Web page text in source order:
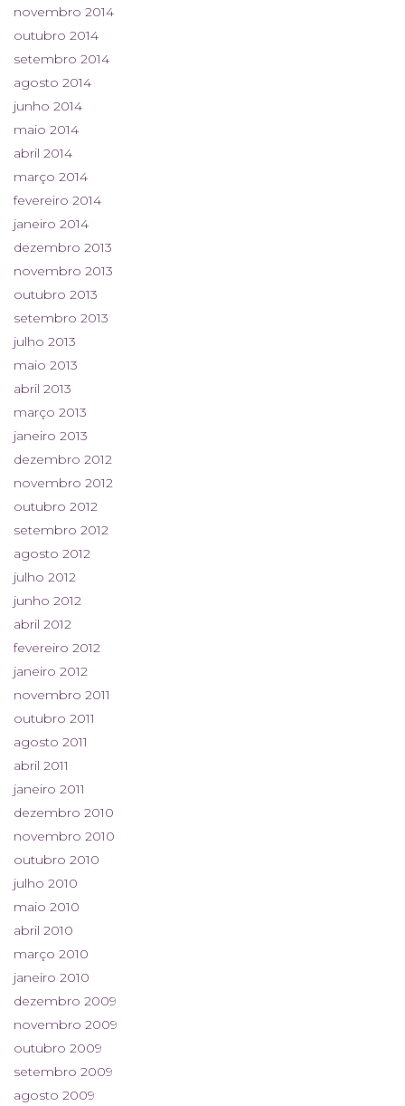
novembro 2014
outubro 2014
setembro 2014
agosto 2014
junho 2014
maio 2014
abril 2014
março 2014
fevereiro 2014
janeiro 2014
dezembro 2013
novembro 2013
outubro 2013
setembro 2013
julho 2013
maio 2013
abril 2013
março 2013
janeiro 2013
dezembro 2012
novembro 2012
outubro 2012
setembro 2012
agosto 2012
julho 2012
junho 2012
abril 2012
fevereiro 2012
janeiro 2012
novembro 2011
outubro 2011
agosto 2011
abril 2011
janeiro 2011
dezembro 2010
novembro 2010
outubro 2010
julho 2010
maio 2010
abril 2010
março 2010
janeiro 2010
dezembro 2009
novembro 2009
outubro 2009
setembro 2009
agosto 2009